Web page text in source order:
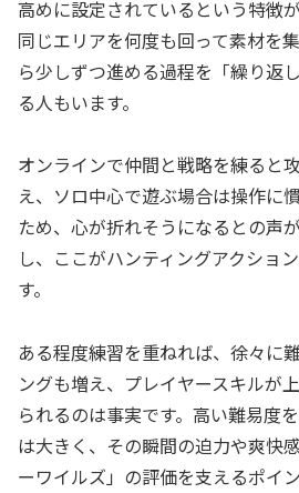
高めに設定されているという特徴
同じエリアを何度も回って素材を
ら少しずつ進める過程を「繰り返
る人もいます。
オンラインで仲間と戦略を練ると
え、ソロ中心で遊ぶ場合は操作に
ため、心が折れそうになるとの声
し、ここがハンティングアクショ
す。
ある程度練習を重ねれば、徐々に
ングも増え、プレイヤースキルが
られるのは事実です。高い難易度
は大きく、その瞬間の迫力や爽快
ーワイルズ」の評価を支えるポイ